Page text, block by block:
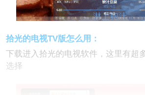
拾光的电视TV版怎么用：
下载进入拾光的电视软件，这里有超
选择